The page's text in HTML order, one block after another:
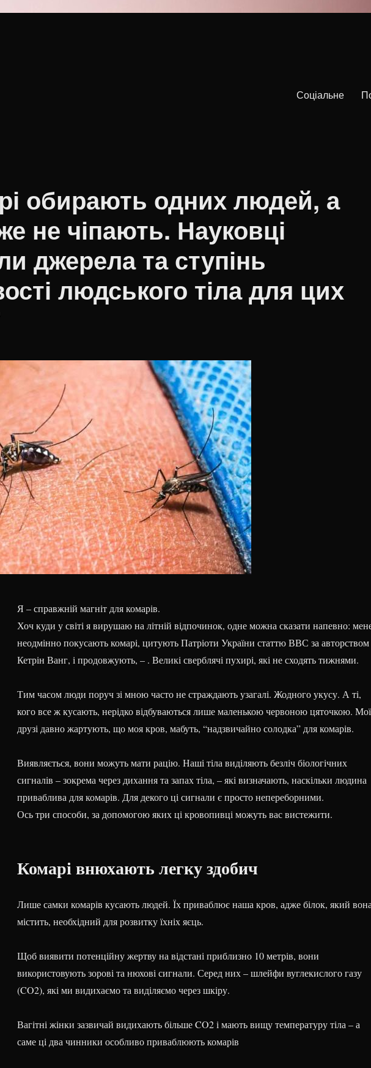
Соціальне
обирають одних людей, а
не чіпають. Науковці
джерела та ступінь
людського тіла для цих
Я – справжній магніт для комарів.
Хоч куди у світі я вирушаю на літній відпочинок, одне можна сказати напевно:
неодмінно покусають комарі, цитують Патріоти України статтю ВВС за авторством
Кетрін Ванг, і продовжують, – . Великі сверблячі пухирі, які не сходять тижнями.
Тим часом люди поруч зі мною часто не страждають узагалі. Жодного укусу. А ті,
кого все ж кусають, нерідко відбуваються лише маленькою червоною цяточкою. Мої
друзі давно жартують, що моя кров, мабуть, “надзвичайно солодка” для комарів.
Виявляється, вони можуть мати рацію. Наші тіла виділяють безліч біологічних
сигналів – зокрема через дихання та запах тіла, – які визначають, наскільки людина
приваблива для комарів. Для декого ці сигнали є просто непереборними.
Ось три способи, за допомогою яких ці кровопивці можуть вас вистежити.
Комарі внюхають легку здобич
Лише самки комарів кусають людей. Їх приваблює наша кров, адже білок, який
містить, необхідний для розвитку їхніх яєць.
Щоб виявити потенційну жертву на відстані приблизно 10 метрів, вони
використовують зорові та нюхові сигнали. Серед них – шлейфи вуглекислого газу
(CO2), які ми видихаємо та виділяємо через шкіру.
Вагітні жінки зазвичай видихають більше CO2 і мають вищу температуру тіла – а
саме ці два чинники особливо приваблюють комарів